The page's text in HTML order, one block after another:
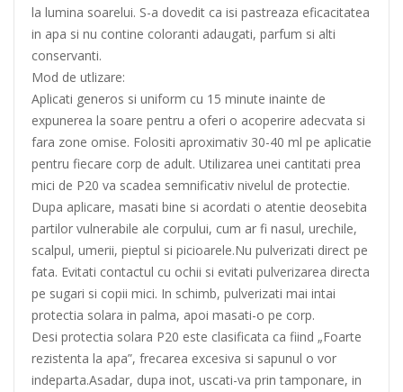
la lumina soarelui. S-a dovedit ca isi pastreaza eficacitatea
in apa si nu contine coloranti adaugati, parfum si alti
conservanti.
Mod de utlizare:
Aplicati generos si uniform cu 15 minute inainte de
expunerea la soare pentru a oferi o acoperire adecvata si
fara zone omise. Folositi aproximativ 30-40 ml pe aplicatie
pentru fiecare corp de adult. Utilizarea unei cantitati prea
mici de P20 va scadea semnificativ nivelul de protectie.
Dupa aplicare, masati bine si acordati o atentie deosebita
partilor vulnerabile ale corpului, cum ar fi nasul, urechile,
scalpul, umerii, pieptul si picioarele.Nu pulverizati direct pe
fata. Evitati contactul cu ochii si evitati pulverizarea directa
pe sugari si copii mici. In schimb, pulverizati mai intai
protectia solara in palma, apoi masati-o pe corp.
Desi protectia solara P20 este clasificata ca fiind „Foarte
rezistenta la apa”, frecarea excesiva si sapunul o vor
indeparta.Asadar, dupa inot, uscati-va prin tamponare, in